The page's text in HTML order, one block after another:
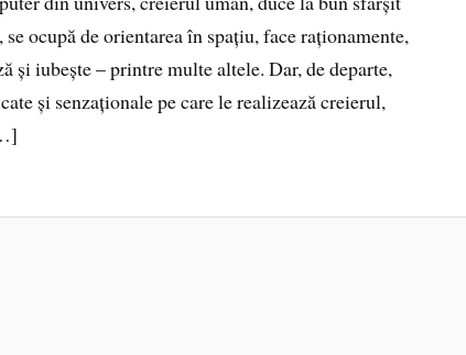
ocupă de orientarea în spațiu, face raționamente,
și iubește – printre multe altele. Dar, de departe,
și senzaționale pe care le realizează creierul,